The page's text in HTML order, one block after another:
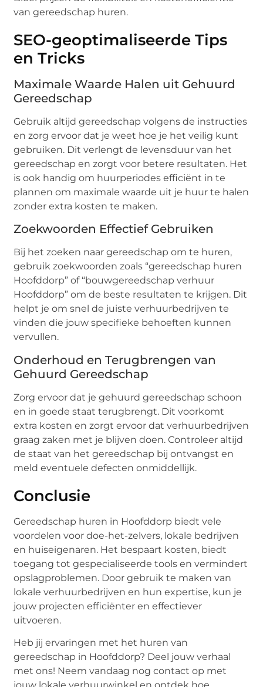
van gereedschap huren.
SEO-geoptimaliseerde Tips
en Tricks
Maximale Waarde Halen uit Gehuurd
Gereedschap
Gebruik altijd gereedschap volgens de instructies
en zorg ervoor dat je weet hoe je het veilig kunt
gebruiken. Dit verlengt de levensduur van het
gereedschap en zorgt voor betere resultaten. Het
is ook handig om huurperiodes efficiënt in te
plannen om maximale waarde uit je huur te halen
zonder extra kosten te maken.
Zoekwoorden Effectief Gebruiken
Bij het zoeken naar gereedschap om te huren,
gebruik zoekwoorden zoals “gereedschap huren
Hoofddorp” of “bouwgereedschap verhuur
Hoofddorp” om de beste resultaten te krijgen. Dit
helpt je om snel de juiste verhuurbedrijven te
vinden die jouw specifieke behoeften kunnen
vervullen.
Onderhoud en Terugbrengen van
Gehuurd Gereedschap
Zorg ervoor dat je gehuurd gereedschap schoon
en in goede staat terugbrengt. Dit voorkomt
extra kosten en zorgt ervoor dat verhuurbedrijven
graag zaken met je blijven doen. Controleer altijd
de staat van het gereedschap bij ontvangst en
meld eventuele defecten onmiddellijk.
Conclusie
Gereedschap huren in Hoofddorp biedt vele
voordelen voor doe-het-zelvers, lokale bedrijven
en huiseigenaren. Het bespaart kosten, biedt
toegang tot gespecialiseerde tools en vermindert
opslagproblemen. Door gebruik te maken van
lokale verhuurbedrijven en hun expertise, kun je
jouw projecten efficiënter en effectiever
uitvoeren.
Heb jij ervaringen met het huren van
gereedschap in Hoofddorp? Deel jouw verhaal
met ons! Neem vandaag nog contact op met